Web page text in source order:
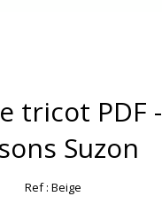
tricot PDF -
Suzon
Ref : Beige